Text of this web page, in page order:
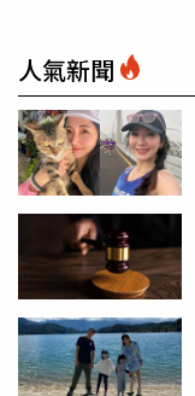
人氣新聞